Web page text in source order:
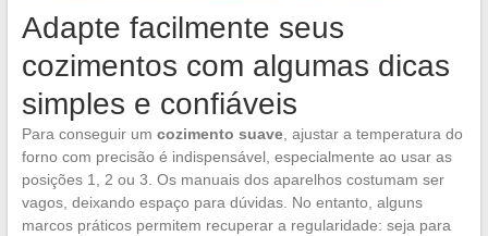
Adapte facilmente seus
cozimentos com algumas dicas
simples e confiáveis
Para conseguir um cozimento suave, ajustar a temperatura do
forno com precisão é indispensável, especialmente ao usar as
posições 1, 2 ou 3. Os manuais dos aparelhos costumam ser
vagos, deixando espaço para dúvidas. No entanto, alguns
marcos práticos permitem recuperar a regularidade: seja para